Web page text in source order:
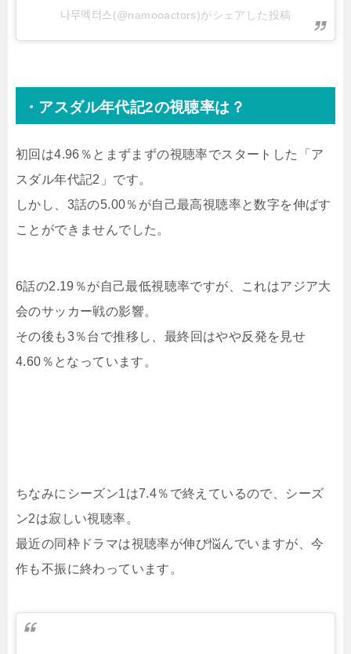
나무엑터스(@namooactors)がシェアした投稿
・アスダル年代記2の視聴率は？
初回は4.96％とまずまずの視聴率でスタートした「ア
スダル年代記2」です。
しかし、3話の5.00％が自己最高視聴率と数字を伸ばす
ことができませんでした。
6話の2.19％が自己最低視聴率ですが、これはアジア大
会のサッカー戦の影響。
その後も3％台で推移し、最終回はやや反発を見せ
4.60％となっています。
ちなみにシーズン1は7.4％で終えているので、シーズ
ン2は寂しい視聴率。
最近の同枠ドラマは視聴率が伸び悩んでいますが、今
作も不振に終わっています。